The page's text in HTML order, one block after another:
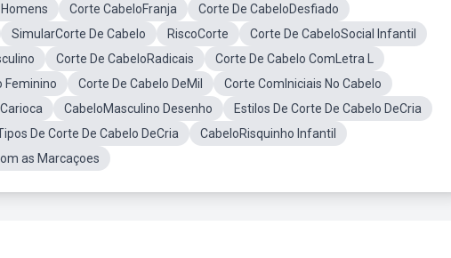
Corte CabeloFranja
Corte De CabeloDesfiado
SimularCorte De Cabelo RiscoCorte
Corte De CabeloSocial Infantil
Corte De CabeloRadicais
Corte De Cabelo ComLetra L
Feminino Corte De Cabelo DeMil
Corte ComIniciais No Cabelo
CabeloMasculino Desenho
Estilos De Corte De Cabelo DeCria
De Corte De Cabelo DeCria
CabeloRisquinho Infantil
as Marcaçoes